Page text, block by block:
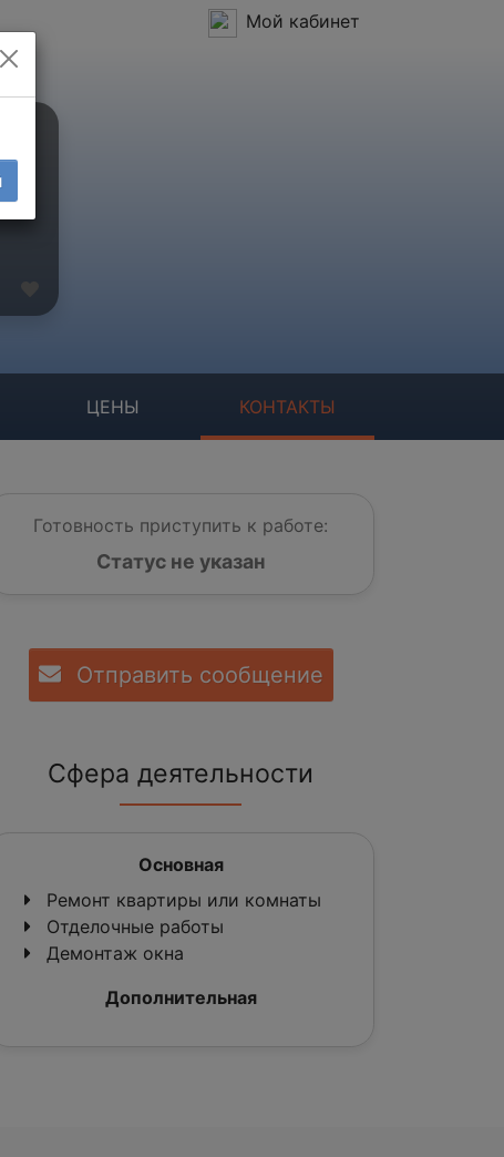
Мой кабинет
ЦЕНЫ КОНТАКТЫ
Готовность приступить к работе:
Статус не указан
Отправить сообщение
Сфера деятельности
Основная
Ремонт квартиры или комнаты
Отделочные работы
Демонтаж окна
Дополнительная